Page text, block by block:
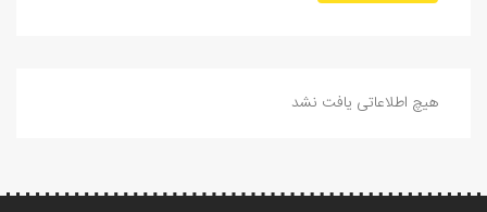
هیچ اطلاعاتی یافت نشد